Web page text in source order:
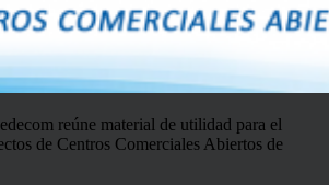
reúne material de utilidad para el
de Centros Comerciales Abiertos de